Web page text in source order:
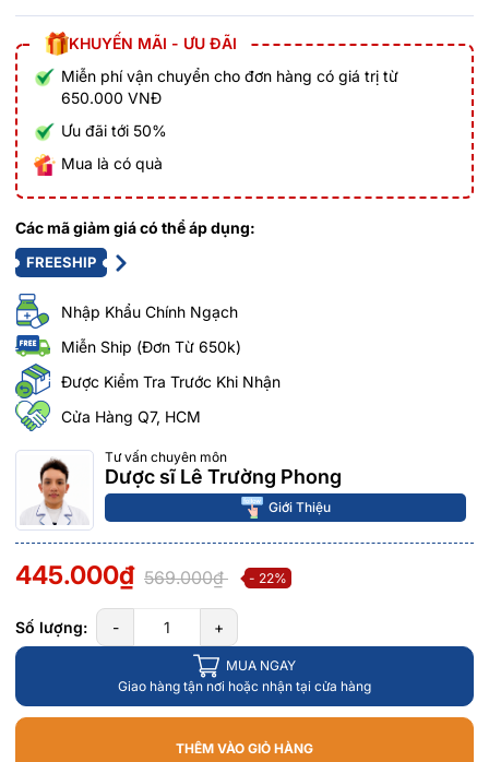
KHUYẾN MÃI - ƯU ĐÃI
Miễn phí vận chuyển cho đơn hàng có giá trị từ
650.000 VNĐ
Ưu đãi tới 50%
Mua là có quà
Các mã giảm giá có thể áp dụng:
FREESHIP
Nhập Khẩu Chính Ngạch
Miễn Ship (Đơn Từ 650k)
Được Kiểm Tra Trước Khi Nhận
Cửa Hàng Q7, HCM
Tư vấn chuyên môn
Dược sĩ Lê Trường Phong
Giới Thiệu
445.000₫ 569.000₫ - 22%
Số lượng: - +
MUA NGAY
Giao hàng tận nơi hoặc nhận tại cửa hàng
THÊM VÀO GIỎ HÀNG